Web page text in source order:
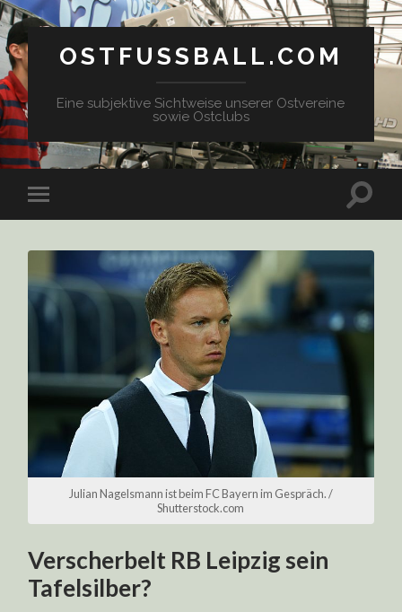
OSTFUSSBALL.COM
Eine subjektive Sichtweise unserer Ostvereine
sowie Ostclubs
Julian Nagelsmann ist beim FC Bayern im Gespräch. /
Shutterstock.com
Verscherbelt RB Leipzig sein
Tafelsilber?